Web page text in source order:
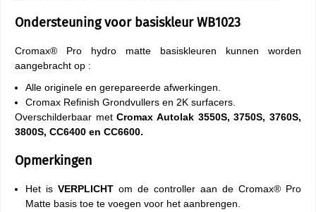
Ondersteuning voor basiskleur WB1023
Cromax® Pro hydro matte basiskleuren kunnen worden
aangebracht op :
Alle originele en gerepareerde afwerkingen.
Cromax Refinish Grondvullers en 2K surfacers.
Overschilderbaar metCromax Autolak 3550S, 3750S, 3760S,
3800S, CC6400 en CC6600.
Opmerkingen
Het is VERPLICHT om de controller aan de Cromax® Pro
Matte basis toe te voegen voor het aanbrengen.